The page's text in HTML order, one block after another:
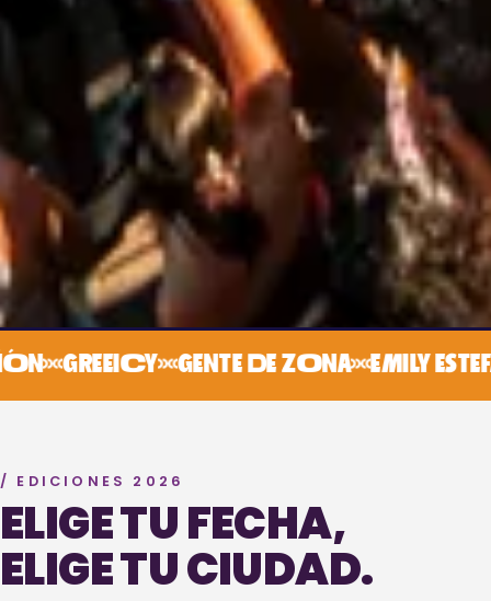
GENTE DE ZONA EMILY ESTEFAN
/ EDICIONES 2026
ELIGE TU FECHA,
ELIGE TU CIUDAD.